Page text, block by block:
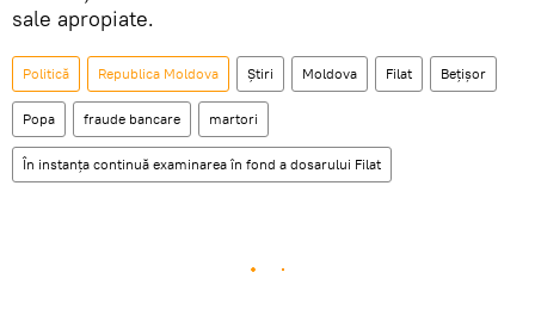
sale apropiate.
Politică Republica Moldova Știri Moldova Filat Beţişor
Popa fraude bancare martori
În instanţa continuă examinarea în fond a dosarului Filat